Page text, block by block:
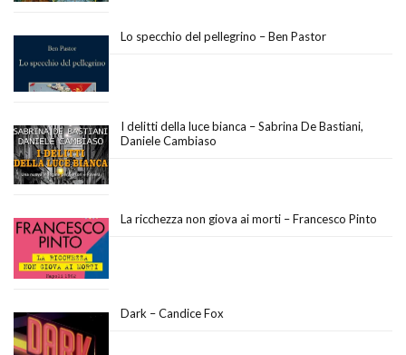
Lo specchio del pellegrino – Ben Pastor
I delitti della luce bianca – Sabrina De Bastiani,
Daniele Cambiaso
La ricchezza non giova ai morti – Francesco Pinto
Dark – Candice Fox